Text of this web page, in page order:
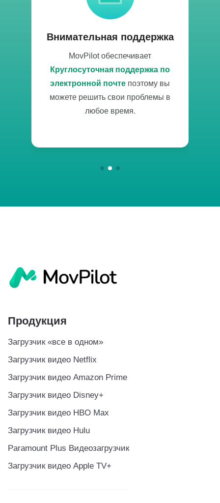
Внимательная поддержка
MovPilot обеспечивает
Круглосуточная поддержка по
электронной почте поэтому вы
можете решить свои проблемы в
любое время.
Продукция
Загрузчик «все в одном»
Загрузчик видео Netflix
Загрузчик видео Amazon Prime
Загрузчик видео Disney+
Загрузчик видео HBO Max
Загрузчик видео Hulu
Paramount Plus Видеозагрузчик
Загрузчик видео Apple TV+